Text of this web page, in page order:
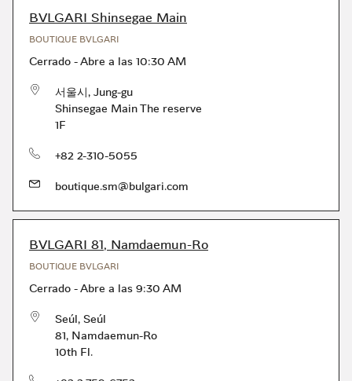
BVLGARI Shinsegae Main
BOUTIQUE BVLGARI
Cerrado -Abre a las 10:30 AM
서울시, Jung-gu
Shinsegae Main The reserve
1F
Teléfono+82 2-310-5055
boutique.sm@bulgari.com
BVLGARI 81, Namdaemun-Ro
BOUTIQUE BVLGARI
Cerrado -Abre a las 9:30 AM
Seúl, Seúl
81, Namdaemun-Ro
10th Fl.